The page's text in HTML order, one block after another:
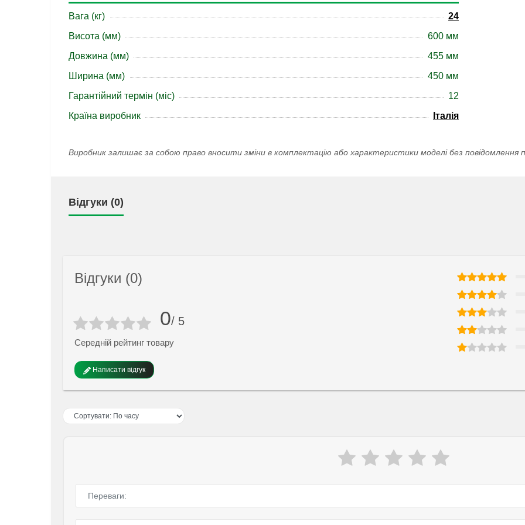
Вага (кг)
24
Висота (мм)
600 мм
Довжина (мм)
455 мм
Ширина (мм)
450 мм
Гарантійний термін (міс)
12
Країна виробник
Італія
Виробник залишає за собою право вносити зміни в комплектацію або характеристики моделі без повідомлення
Відгуки (0)
Відгуки (0)
0/ 5
Середній рейтинг товару
Написати відгук